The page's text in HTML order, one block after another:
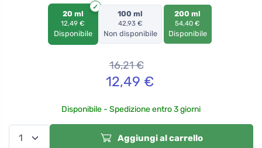
20 ml
12,49 €
Disponibile
100 ml
42,93 €
Non disponibile
200 ml
54,40 €
Disponibile
16,21€
12,49 €
Disponibile - Spedizione entro 3 giorni
Aggiungi al carrello